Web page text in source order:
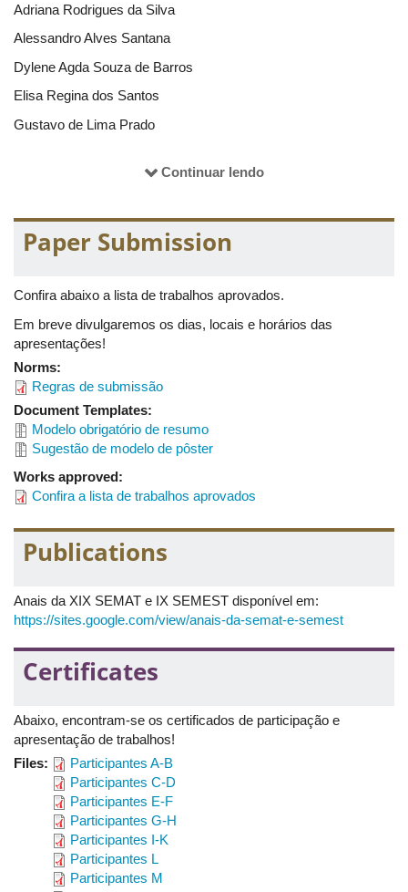
Adriana Rodrigues da Silva
Alessandro Alves Santana
Dylene Agda Souza de Barros
Elisa Regina dos Santos
Gustavo de Lima Prado
Pedro Franklin Cardoso Silva
Continuar lendo
Paper Submission
Confira abaixo a lista de trabalhos aprovados.
Em breve divulgaremos os dias, locais e horários das
apresentações!
Norms:
Regras de submissão
Document Templates:
Modelo obrigatório de resumo
Sugestão de modelo de pôster
Works approved:
Confira a lista de trabalhos aprovados
Publications
Anais da XIX SEMAT e IX SEMEST disponível em:
https://sites.google.com/view/anais-da-semat-e-semest
Certificates
Abaixo, encontram-se os certificados de participação e
apresentação de trabalhos!
Files:
Participantes A-B
Participantes C-D
Participantes E-F
Participantes G-H
Participantes I-K
Participantes L
Participantes M